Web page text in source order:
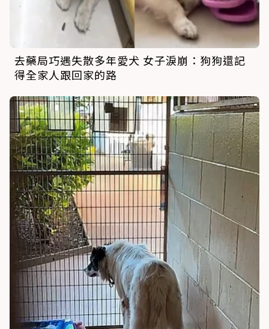
去藥局巧遇失散多年愛犬 女子淚崩：狗狗還記
得全家人跟回家的路